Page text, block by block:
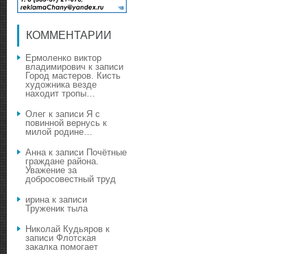
КОММЕНТАРИИ
Ермоленко виктор
владимирович к записи
Город мастеров. Кисть
художника везде
находит тропы…
Олег к записи Я с
повинной вернусь к
милой родине…
Аннак записи Почётные
граждане района.
Уважение за
добросовестный труд
иринак записи
Труженик тыла
Николай Кудьяров к
записи Флотская
закалка помогает